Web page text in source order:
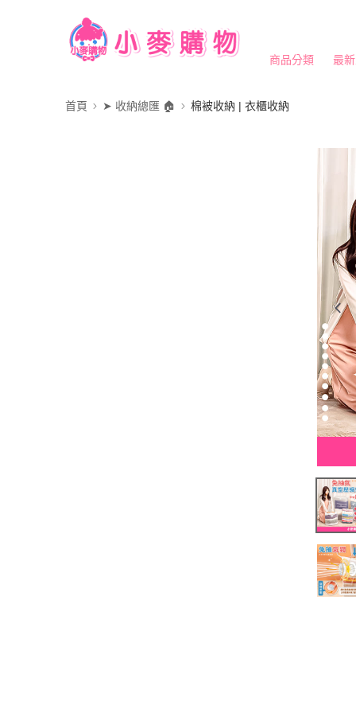
商品分類 最
首頁 ➤ 收納總匯 🏠 棉被收納 | 衣櫃收納